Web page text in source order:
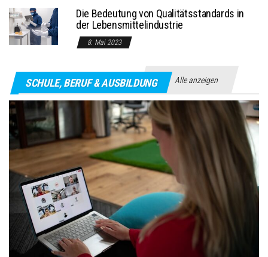
Die Bedeutung von Qualitätsstandards in
der Lebensmittelindustrie
8. Mai 2023
SCHULE, BERUF & AUSBILDUNG Alle anzeigen